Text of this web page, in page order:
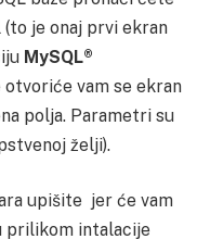
(to je onaj prvi ekran
MySQL®
vam se ekran
polja. Parametri su
želji).
upišite jer će vam
intalacije